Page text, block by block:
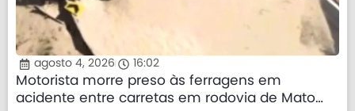
agosto 4, 2026 16:02
Motorista morre preso às ferragens em
acidente entre carretas em rodovia de Mato